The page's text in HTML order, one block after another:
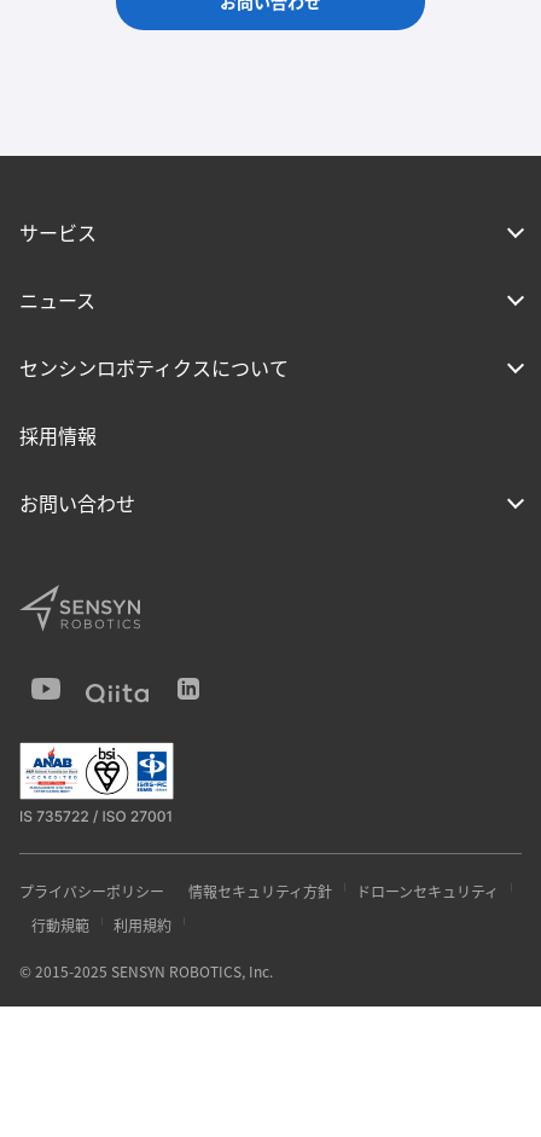
サービス
ニュース
センシンロボティクスについて
採用情報
お問い合わせ
プライバシーポリシー 情報セキュリティ方針
ドローンセキュリティ
行動規範
利用規約
© 2015-2025 SENSYN ROBOTICS, Inc.